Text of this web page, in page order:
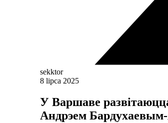
sekktor
8 lipca 2025
У Варшаве
Андрэем